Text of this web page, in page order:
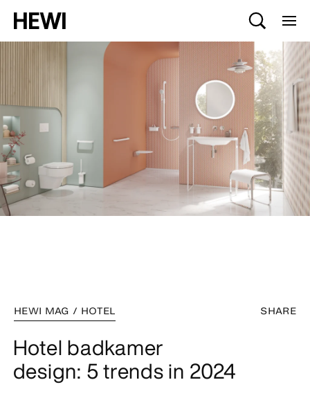
SHARE
HEWI MAG / HOTEL
Hotel badkamer
design: 5 trends in 2024